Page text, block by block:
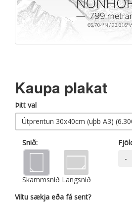
Kaupa plakat
Þitt val
Útprentun 30x40cm (uþb A3)
Snið:
Skammsnið Langsnið
-
Viltu sækja eða fá sent?